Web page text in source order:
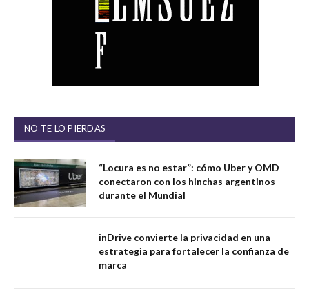
NO TE LO PIERDAS
“Locura es no estar”: cómo Uber y OMD
conectaron con los hinchas argentinos
durante el Mundial
inDrive convierte la privacidad en una
estrategia para fortalecer la confianza de
marca